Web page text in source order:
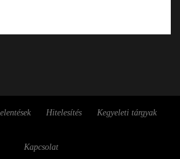
Hitelesítés Kegyeleti tárgyak
Kapcsolat